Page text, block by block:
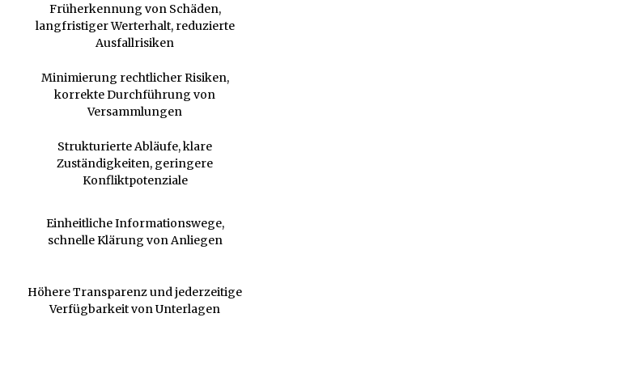
Früherkennung von Schäden,
langfristiger Werterhalt, reduzierte
Ausfallrisiken
Minimierung rechtlicher Risiken,
korrekte Durchführung von
Versammlungen
Strukturierte Abläufe, klare
Zuständigkeiten, geringere
Konfliktpotenziale
Einheitliche Informationswege,
schnelle Klärung von Anliegen
Höhere Transparenz und jederzeitige
Verfügbarkeit von Unterlagen